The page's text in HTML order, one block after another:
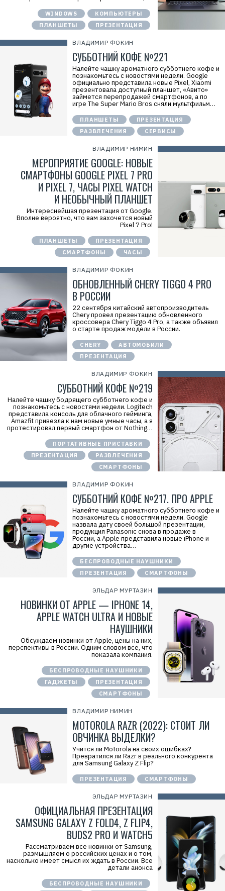
WINDOWS
КОМПЬЮТЕРЫ
ПЛАНШЕТЫ
ПРЕЗЕНТАЦИЯ
ВЛАДИМИР ФОКИН
СУББОТНИЙ КОФЕ №221
Налейте чашку ароматного субботнего кофе и
познакомьтесь с новостями недели. Google
официально представила новые Pixel, Xiaomi
презентовала доступный планшет, «Авито»
займется перепродажей смартфонов, а по
игре The Super Mario Bros сняли мультфильм…
ПЛАНШЕТЫ
ПРЕЗЕНТАЦИЯ
РАЗВЛЕЧЕНИЯ
СЕРВИСЫ
ВЛАДИМИР НИМИН
МЕРОПРИЯТИЕ GOOGLE: НОВЫЕ
СМАРТФОНЫ GOOGLE PIXEL 7 PRO
И PIXEL 7, ЧАСЫ PIXEL WATCH
И НЕОБЫЧНЫЙ ПЛАНШЕТ
Интереснейшая презентация от Google.
Вполне вероятно, что вам захочется новый
Pixel 7 Pro!
ПЛАНШЕТЫ
ПРЕЗЕНТАЦИЯ
СМАРТФОНЫ
ЧАСЫ
ВЛАДИМИР ФОКИН
ОБНОВЛЕННЫЙ CHERY TIGGO 4 PRO
В РОССИИ
22 сентября китайский автопроизводитель
Chery провел презентацию обновленного
кроссовера Chery Tiggo 4 Pro, а также объявил
о старте продаж модели в России.
CHERY
АВТОМОБИЛИ
ПРЕЗЕНТАЦИЯ
ВЛАДИМИР ФОКИН
СУББОТНИЙ КОФЕ №219
Налейте чашку бодрящего субботнего кофе и
познакомьтесь с новостями недели. Logitech
представила консоль для облачного гейминга,
Amazfit привезла к нам новые умные часы, а я
протестировал первый смартфон от Nothing…
ПОРТАТИВНЫЕ ПРИСТАВКИ
ПРЕЗЕНТАЦИЯ
РАЗВЛЕЧЕНИЯ
СМАРТФОНЫ
ВЛАДИМИР ФОКИН
СУББОТНИЙ КОФЕ №217. ПРО APPLE
Налейте чашку ароматного субботнего кофе и
познакомьтесь с новостями недели. Google
назвала дату своей большой презентации,
продукция Panasonic снова в продаже в
России, а Apple представила новые iPhone и
другие устройства…
БЕСПРОВОДНЫЕ НАУШНИКИ
ПРЕЗЕНТАЦИЯ
СМАРТФОНЫ
ЭЛЬДАР МУРТАЗИН
НОВИНКИ ОТ APPLE — IPHONE 14,
APPLE WATCH ULTRA И НОВЫЕ
НАУШНИКИ
Обсуждаем новинки от Apple, цены на них,
перспективы в России. Одним словом все, что
показала компания.
БЕСПРОВОДНЫЕ НАУШНИКИ
ГАДЖЕТЫ
ПРЕЗЕНТАЦИЯ
СМАРТФОНЫ
ВЛАДИМИР НИМИН
MOTOROLA RAZR (2022): СТОИТ ЛИ
ОВЧИНКА ВЫДЕЛКИ?
Учится ли Motorola на своих ошибках?
Превратился ли Razr в реального конкурента
для Samsung Galaxy Z Flip?
ПРЕЗЕНТАЦИЯ СМАРТФОНЫ
ЭЛЬДАР МУРТАЗИН
ОФИЦИАЛЬНАЯ ПРЕЗЕНТАЦИЯ
SAMSUNG GALAXY Z FOLD4, Z FLIP4,
BUDS2 PRO И WATCH5
Рассматриваем все новинки от Samsung,
размышляем о российских ценах и о том,
насколько имеет смысл их ждать в России. Все
детали анонса
БЕСПРОВОДНЫЕ НАУШНИКИ